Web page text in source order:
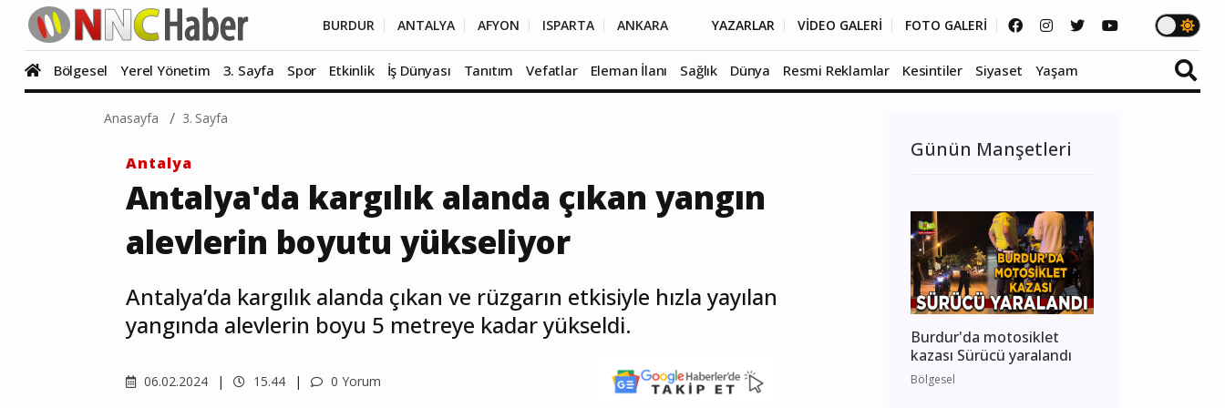
BURDUR ANTALYA AFYON ISPARTA ANKARA YAZARLAR VİDEO GALERİ FOTO GALERİ
Bölgesel Yerel Yönetim 3. Sayfa Spor Etkinlik İş Dünyası Tanıtım Vefatlar Eleman İlanı Sağlık Dünya Resmi Reklamlar Kesintiler Siyaset Yaşam
Anasayfa 3. Sayfa
Antalya
Antalya'da kargılık alanda çıkan yangın
alevlerin boyutu yükseliyor
Antalya’da kargılık alanda çıkan ve rüzgarın etkisiyle hızla yayılan
yangında alevlerin boyu 5 metreye kadar yükseldi.
06.02.2024 15.44 0 Yorum
Günün Manşetleri
Burdur'da motosiklet
kazası Sürücü yaralandı
Bölgesel